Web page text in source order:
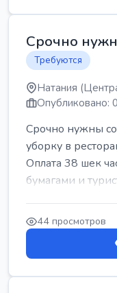
Срочно
Требуются
Натания
Опубликовано:
Срочно нужны
уборку в
Оплата 38 шек
бумагами и
44 просмотров